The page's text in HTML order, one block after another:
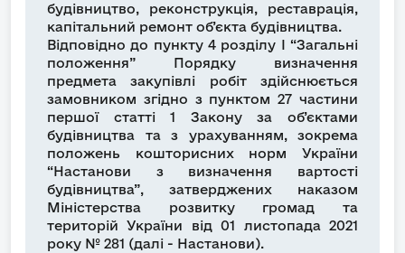
будівництво, реконструкція, реставрація,
капітальний ремонт об’єкта будівництва.
Відповідно до пункту 4 розділу І “Загальні
положення” Порядку визначення
предмета закупівлі робіт здійснюється
замовником згідно з пунктом 27 частини
першої статті 1 Закону за об’єктами
будівництва та з урахуванням, зокрема
положень кошторисних норм України
“Настанови з визначення вартості
будівництва”, затверджених наказом
Міністерства розвитку громад та
територій України від 01 листопада 2021
року № 281 (далі - Настанови).